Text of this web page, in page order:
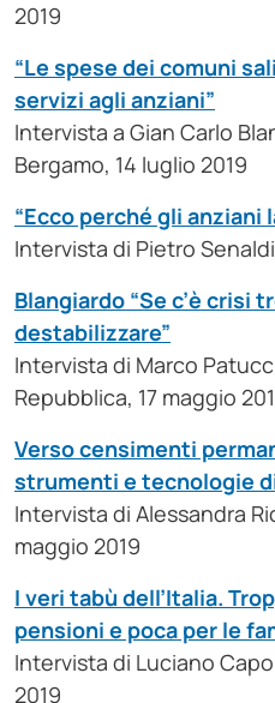
2019
“Le spese dei comuni
servizi agli anziani”
Intervista a Gian Carlo
Bergamo, 14 luglio 2019
“Ecco perché gli anziani
Intervista di Pietro
Blangiardo “Se c’è crisi
destabilizzare”
Intervista di Marco
Repubblica, 17 maggio
Verso censimenti
strumenti e tecnologie
Intervista di Alessandra
maggio 2019
I veri tabù dell’Italia.
pensioni e poca per le
Intervista di Luciano
2019